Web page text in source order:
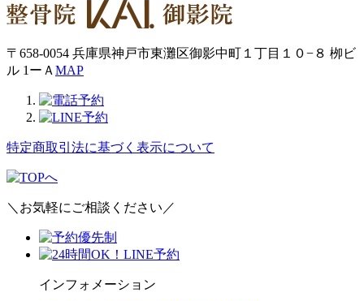
〒658-0054 兵庫県神戸市東灘区御影中町１丁目１０−８ 栁ビ
ル 1ーＡ MAP
特定商取引法に基づく表示について
＼お気軽にご相談ください／
インフォメーション